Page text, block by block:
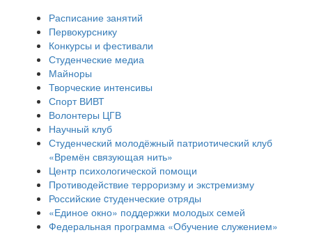
Расписание занятий
Первокурснику
Конкурсы и фестивали
Студенческие медиа
Майноры
Творческие интенсивы
Спорт ВИВТ
Волонтеры ЦГВ
Научный клуб
Студенческий молодёжный патриотический клуб
«Времён связующая нить»
Центр психологической помощи
Противодействие терроризму и экстремизму
Российские cтуденческие отряды
«Единое окно» поддержки молодых семей
Федеральная программа «Обучение служением»